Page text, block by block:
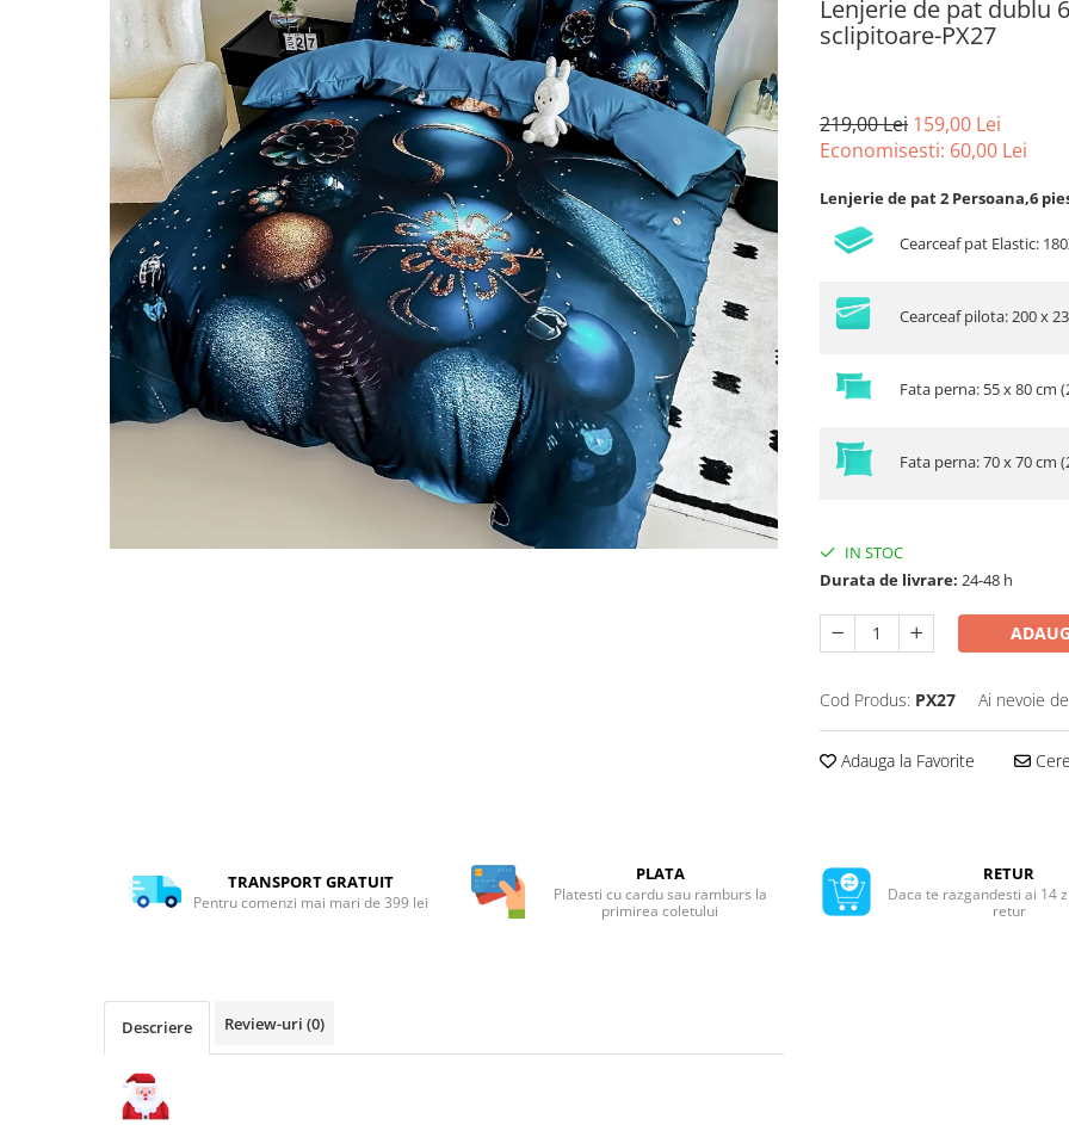
Lenjerii de pat Bumbac Poplin
Lenjerii de pat Catifea
Lenjerii de pat Damasc
Lenjerii de pat Finet + 2 Draperii
Lenjerii de pat Finet cu PLIURI
Lenjerii de pat finet Home
Lenjerii de pat Saten 4 piese cu
Lenjerie de pat dublu
sclipitoare-PX27
219,00 Lei 159,00 Lei
Economisesti: 60,00 Lei
Lenjerie de pat 2 Persoana,6
Cearceaf pat Elastic:
Cearceaf pilota: 200 x
Fata perna: 55 x 80 cm
Fata perna: 70 x 70 cm
IN STOC
Durata de livrare: 24-48 h
Cod Produs: PX27 Ai nevoie
Adauga la Favorite
TRANSPORT GRATUIT
Pentru comenzi mai mari de 399 lei
PLATA
Platesti cu cardu sau ramburs la
primirea coletului
RETUR
Daca te razgandesti ai 14
retur
Descriere Review-uri (0)